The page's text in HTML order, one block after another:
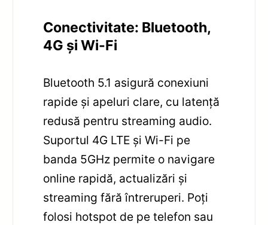
Conectivitate: Bluetooth,
4G și Wi-Fi
Bluetooth 5.1 asigură conexiuni
rapide și apeluri clare, cu latență
redusă pentru streaming audio.
Suportul 4G LTE și Wi-Fi pe
banda 5GHz permite o navigare
online rapidă, actualizări și
streaming fără întreruperi. Poți
folosi hotspot de pe telefon sau